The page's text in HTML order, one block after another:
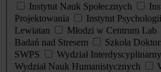
Instytut Nauk Społecznych
Projektowania
Instytut Psychologii
Lewiatan
Młodzi w Centrum Lab
Badań nad Stresem
Szkoła
SWPS
Wydział
Wydział Nauk Humanistycznych